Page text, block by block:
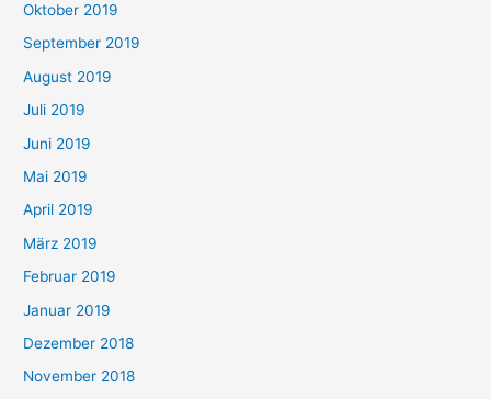
Oktober 2019
September 2019
August 2019
Juli 2019
Juni 2019
Mai 2019
April 2019
März 2019
Februar 2019
Januar 2019
Dezember 2018
November 2018